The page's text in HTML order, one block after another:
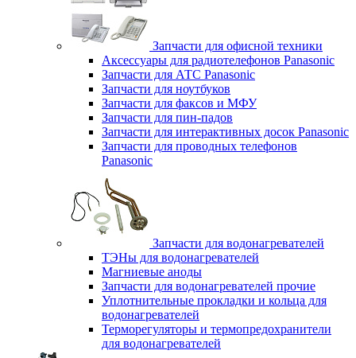
Запчасти для офисной техники
Аксессуары для радиотелефонов Panasonic
Запчасти для АТС Panasonic
Запчасти для ноутбуков
Запчасти для факсов и МФУ
Запчасти для пин-падов
Запчасти для интерактивных досок Panasonic
Запчасти для проводных телефонов
Panasonic
Запчасти для водонагревателей
ТЭНы для водонагревателей
Магниевые аноды
Запчасти для водонагревателей прочие
Уплотнительные прокладки и кольца для
водонагревателей
Терморегуляторы и термопредохранители
для водонагревателей